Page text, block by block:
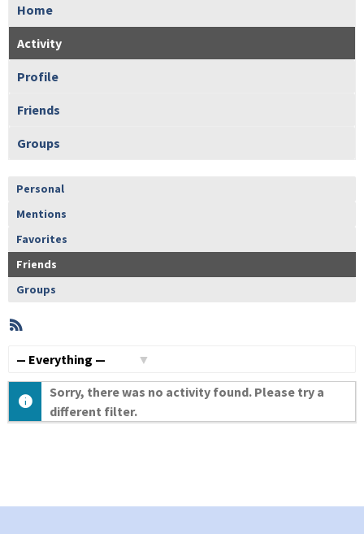
Home
Activity
Profile
Friends
Groups
Personal
Mentions
Favorites
Friends
Groups
Member
Activities
Sorry, there was no activity found. Please try a
different filter.